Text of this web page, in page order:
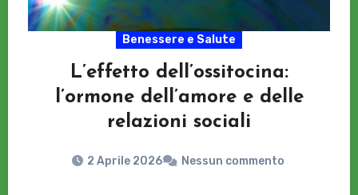
Benessere e Salute
L’effetto dell’ossitocina:
l’ormone dell’amore e delle
relazioni sociali
2 Aprile 2026 Nessun commento